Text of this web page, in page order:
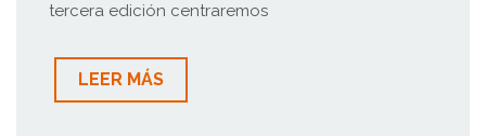
tercera edición centraremos
LEER MÁS